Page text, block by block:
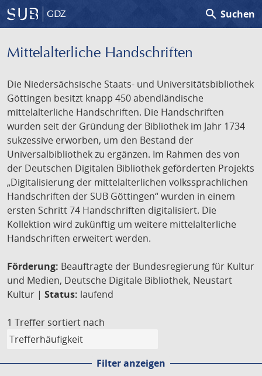
GDZ search Suchen
Mittelalterliche Handschriften
Die Niedersächsische Staats- und Universitätsbibliothek
Göttingen besitzt knapp 450 abendländische
mittelalterliche Handschriften. Die Handschriften
wurden seit der Gründung der Bibliothek im Jahr 1734
sukzessive erworben, um den Bestand der
Universalbibliothek zu ergänzen. Im Rahmen des von
der Deutschen Digitalen Bibliothek geförderten Projekts
„Digitalisierung der mittelalterlichen volkssprachlichen
Handschriften der SUB Göttingen“ wurden in einem
ersten Schritt 74 Handschriften digitalisiert. Die
Kollektion wird zukünftig um weitere mittelalterliche
Handschriften erweitert werden.
Förderung: Beauftragte der Bundesregierung für Kultur
und Medien, Deutsche Digitale Bibliothek, Neustart
Kultur | Status: laufend
1 Treffer sortiert nach
Filter anzeigen